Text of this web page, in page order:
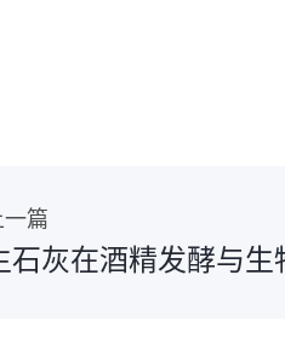
一篇
石灰在酒精发酵与生